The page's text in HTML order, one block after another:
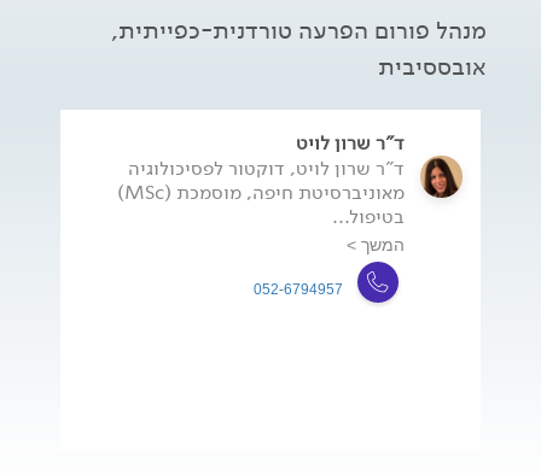
מנהל פורום הפרעה טורדנית-כפייתית,
אובססיבית
ד"ר שרון לויט
ד"ר שרון לויט, דוקטור לפסיכולוגיה
מאוניברסיטת חיפה, מוסמכת (MSc)
בטיפול...
המשך >
052-6794957